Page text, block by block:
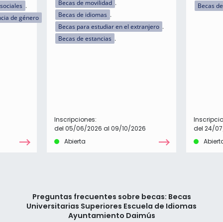
de género
Becas de movilidad
Becas de idiomas
Becas para estudiar en el extranjero
Becas de estancias
Inscripciones:
del 05/06/2026 al 09/10/2026
Abierta
Becas
del 24/
Preguntas frecuentes sobre becas: Becas
Universitarias Superiores Escuela de Idiomas
Ayuntamiento Daimús